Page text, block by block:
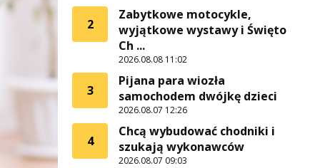
2
Zabytkowe motocykle,
wyjątkowe wystawy i Święto
Ch ...
2026.08.08 11:02
3
Pijana para wiozła
samochodem dwójkę dzieci
2026.08.07 12:26
4
Chcą wybudować chodniki i
szukają wykonawców
2026.08.07 09:03